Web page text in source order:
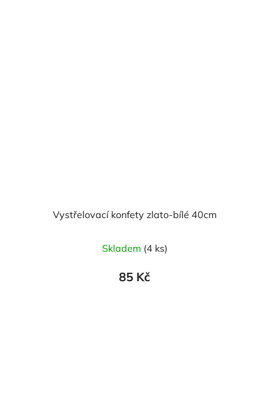
Vystřelovací konfety zlato-bílé 40cm
Skladem (4 ks)
85 Kč